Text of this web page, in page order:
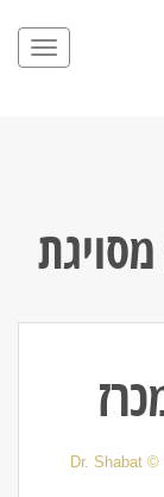
© Dr. Shabat